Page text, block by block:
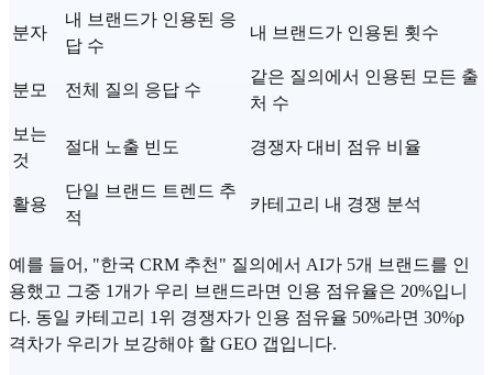
분자
내 브랜드가 인용된 응
답 수
내 브랜드가 인용된 횟수
분모 전체 질의 응답 수
같은 질의에서 인용된 모든 출
처 수
보는
것
절대 노출 빈도 경쟁자 대비 점유 비율
활용
단일 브랜드 트렌드 추
적
카테고리 내 경쟁 분석
예를 들어, "한국 CRM 추천" 질의에서 AI가 5개 브랜드를 인
용했고 그중 1개가 우리 브랜드라면 인용 점유율은 20%입니
다. 동일 카테고리 1위 경쟁자가 인용 점유율 50%라면 30%p
격차가 우리가 보강해야 할 GEO 갭입니다.